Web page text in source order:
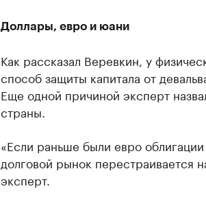
Доллары, евро и юани
Как рассказал Веревкин, у
способ защиты капитала от
Еще одной причиной эксперт
страны.
«Если раньше были евро
долговой рынок перестраивается
эксперт.